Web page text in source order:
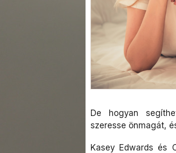
De hogyan
szeresse önmagát,
Kasey Edwards és